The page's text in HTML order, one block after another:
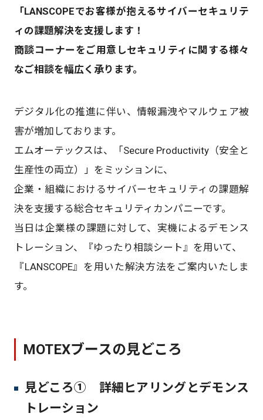
「LANSCOPEでお客様が抱えるサイバーセキュリテ
ィの課題解決を支援します！
商談コーナーをご用意しセキュリティに関する様々
なご相談を幅広く承ります。
デジタル化の推進に伴い、情報漏洩やマルウェア被
害が増加しております。
エムオーテックスは、「Secure Productivity（安全と
生産性の両立）」をミッションに、
企業・組織におけるサイバーセキュリティの課題解
決を支援する総合セキュリティカンパニーです。
当日は企業様の課題に対して、実機によるデモンス
トレーション、『ゆったり相談シート』を用いて、
『LANSCOPE』を用いた解決方法をご案内いたしま
す。
MOTEXブースの見どころ
見どころ① 詳細ヒアリングとデモンス
トレーション